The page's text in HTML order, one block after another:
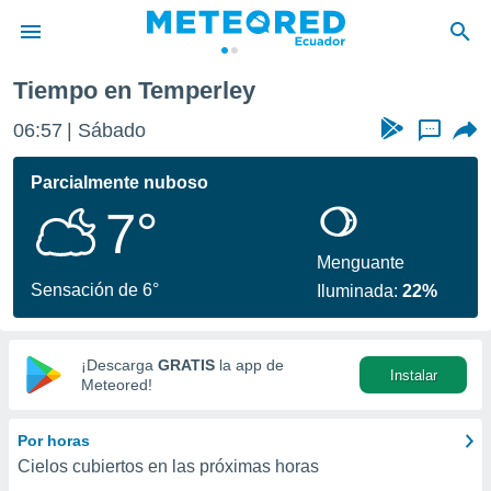
de
ha
que se
calidad.
a este
las
y
digital
basada
Tiempo en Temperley
06:57 Sábado ...
Parcialmente nuboso
7°
Sensación de 6°
Menguante
Iluminada:22%
¡Descarga GRATIS la app de
Meteored!
Instalar
Por horas
Cielos cubiertos en las próximas horas